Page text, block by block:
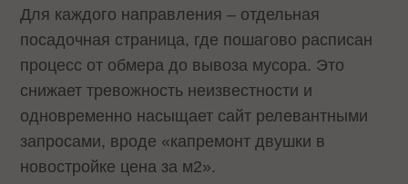
Для каждого направления – отдельная
посадочная страница, где пошагово расписан
процесс от обмера до вывоза мусора. Это
снижает тревожность неизвестности и
одновременно насыщает сайт релевантными
запросами, вроде «капремонт двушки в
новостройке цена за м2».